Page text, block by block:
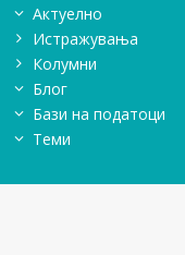
Актуелно
Истражувањa
Колумни
Блог
Бази на податоци
Теми